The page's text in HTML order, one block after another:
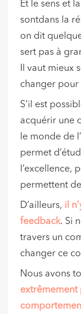
Et le sens et
sontdans la
on dit
sert pas à
Il vaut mieux
changer pour
S’il est
acquérir une
le monde de
permet
l’excellence,
permettent
D’ailleurs, il
feedback. Si
travers un
changer ce
Nous avons
extrêmement